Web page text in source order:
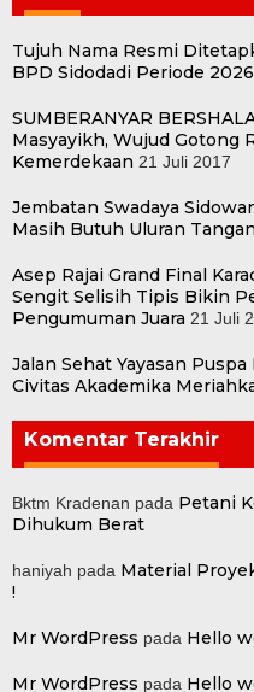
Tujuh Nama Resmi
BPD Sidodadi Periode
SUMBERANYAR
Masyayikh, Wujud Gotong
Kemerdekaan 21 Juli 2017
Jembatan Swadaya
Masih Butuh Uluran
Asep Rajai Grand Final
Sengit Selisih Tipis Bikin
Pengumuman Juara 21 Juli
Jalan Sehat Yayasan
Civitas Akademika
Komentar Terakhir
Bktm Kradenan pada Petani
Dihukum Berat
haniyah pada Material
!
Mr WordPress pada Hello
Mr WordPress pada Hello